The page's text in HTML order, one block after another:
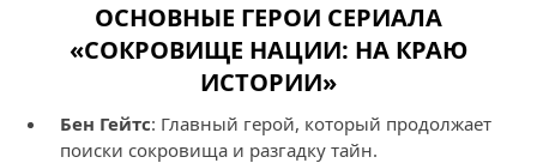
ОСНОВНЫЕ ГЕРОИ СЕРИАЛА
«СОКРОВИЩЕ НАЦИИ: НА КРАЮ
ИСТОРИИ»
Бен Гейтс: Главный герой, который продолжает
поиски сокровища и разгадку тайн.